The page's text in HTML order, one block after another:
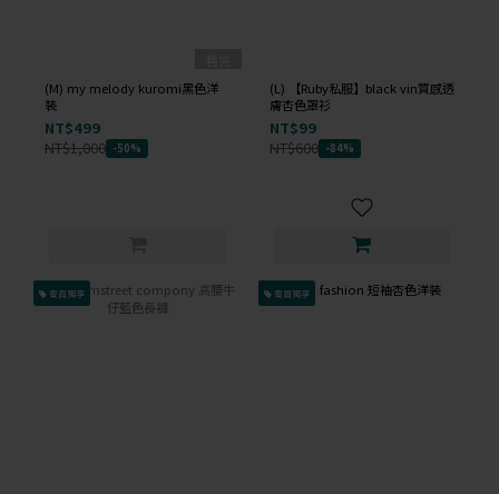
(M) my melody kuromi黑色洋
裝
NT$499
NT$1,000 -50%
(L) 【Ruby私服】black vin質感透
膚杏色罩衫
NT$99
NT$600 -84%
會員獨享 會員獨享